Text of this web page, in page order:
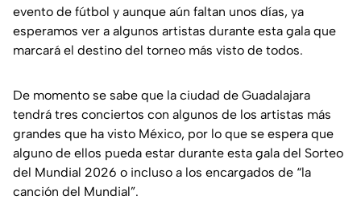
evento de fútbol y aunque aún faltan unos días, ya
esperamos ver a algunos artistas durante esta gala que
marcará el destino del torneo más visto de todos.
De momento se sabe que la ciudad de Guadalajara
tendrá tres conciertos con algunos de los artistas más
grandes que ha visto México, por lo que se espera que
alguno de ellos pueda estar durante esta gala del Sorteo
del Mundial 2026 o incluso a los encargados de “la
canción del Mundial”.